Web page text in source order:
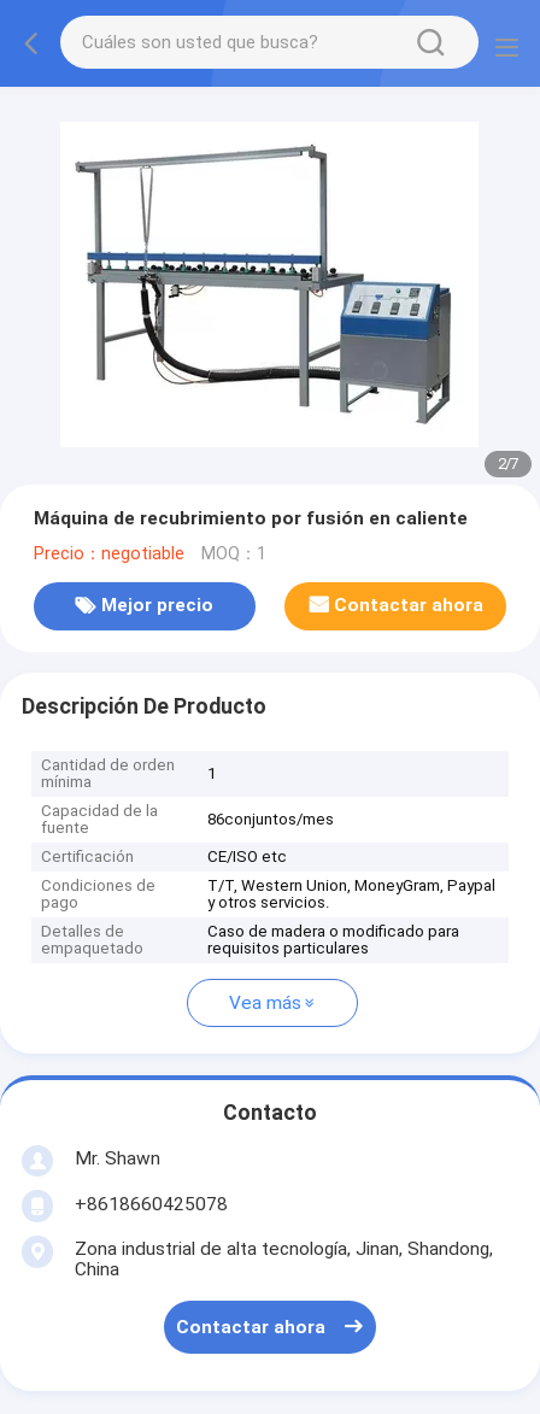
2/7
Máquina de recubrimiento por fusión en caliente
Precio：negotiable MOQ：1
Mejor precio Contactar ahora
Descripción De Producto
Cantidad de orden
mínima
1
Capacidad de la
fuente
86conjuntos/mes
Certificación
CE/ISO etc
Condiciones de
pago
T/T, Western Union, MoneyGram, Paypal
y otros servicios.
Detalles de
empaquetado
Caso de madera o modificado para
requisitos particulares
Vea más
Contacto
Mr. Shawn
+8618660425078
Zona industrial de alta tecnología, Jinan, Shandong,
China
Contactar ahora